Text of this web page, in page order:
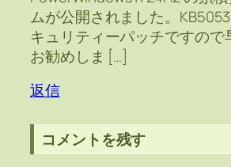
ムが公開されました。
キュリティーパッチですので
お勧めしま […]
返信
コメントを残す